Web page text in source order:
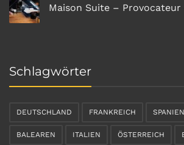
Maison Suite – Provocateur
Schlagwörter
DEUTSCHLAND FRANKREICH SPANIEN
BALEAREN ITALIEN ÖSTERREICH